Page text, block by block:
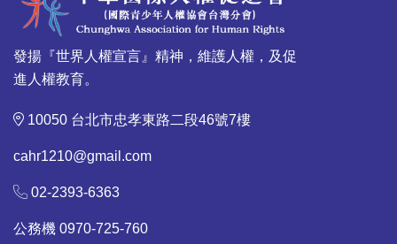
發揚『世界人權宣言』精神，維護人權，及促
進人權教育。
10050 台北市忠孝東路二段46號7樓
cahr1210@gmail.com
02-2393-6363
公務機 0970-725-760